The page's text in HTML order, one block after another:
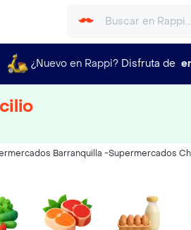
¿Nuevo en Rappi? Disfruta de
Barranquilla -Supermercados